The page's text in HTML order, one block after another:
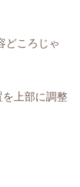
どころじゃ
上部に調整